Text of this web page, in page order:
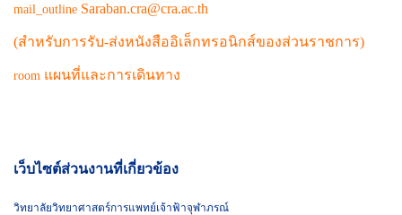
mail_outline Saraban.cra@cra.ac.th
(สำหรับการรับ-ส่งหนังสืออิเล็กทรอนิกส์ของส่วนราชการ)
room แผนที่และการเดินทาง
เว็บไซต์ส่วนงานที่เกี่ยวข้อง
วิทยาลัยวิทยาศาสตร์การแพทย์เจ้าฟ้าจุฬาภรณ์